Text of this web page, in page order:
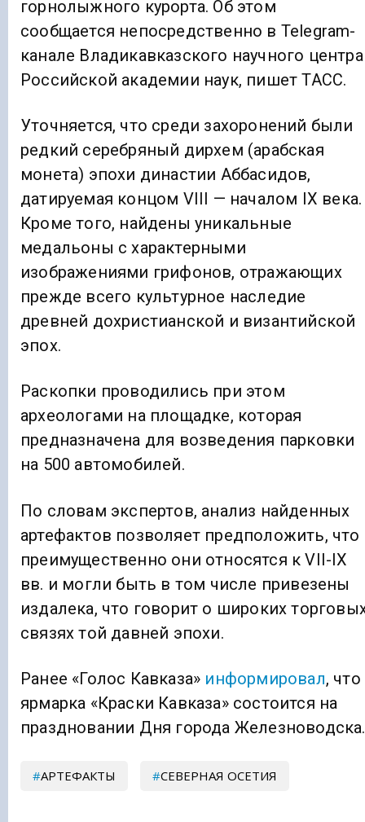
горнолыжного курорта. Об этом
сообщается непосредственно в Telegram-
канале Владикавказского научного центра
Российской академии наук, пишет ТАСС.
Уточняется, что среди захоронений были
редкий серебряный дирхем (арабская
монета) эпохи династии Аббасидов,
датируемая концом VIII — началом IX века.
Кроме того, найдены уникальные
медальоны с характерными
изображениями грифонов, отражающих
прежде всего культурное наследие
древней дохристианской и византийской
эпох.
Раскопки проводились при этом
археологами на площадке, которая
предназначена для возведения парковки
на 500 автомобилей.
По словам экспертов, анализ найденных
артефактов позволяет предположить, что
преимущественно они относятся к VII-IX
вв. и могли быть в том числе привезены
издалека, что говорит о широких
связях той давней эпохи.
Ранее «Голос Кавказа» информировал, что
ярмарка «Краски Кавказа» состоится на
праздновании Дня города Железноводска.
АРТЕФАКТЫ СЕВЕРНАЯ ОСЕТИЯ